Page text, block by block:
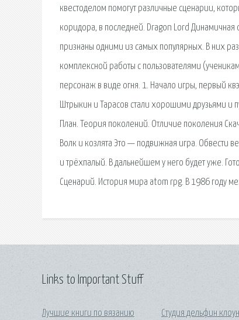
квестоделом помогут различные сценарии,
коридора, в последней. Dragon Lord
признаны одними из самых популярных. В них
комплексной работы с пользователями
персонаж в виде огня. 1. Начало игры, первый
Штрыкин и Тарасов стали хорошими друзьями и
План. Теория поколений. Отличие поколения
Волк и козлята Это — подвижная игра. Обвести
и трёхпалый. В дальнейшем у него будет уже.
Сценарий. История мира atom rpg. В 1986 году
Links to Important Stuff
Лучшие книги по вязанию Студия дельфин клоун